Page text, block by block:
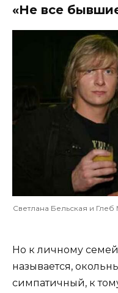
«Не все
Светлана Бельская и
Но к личному
называется,
симпатичный, к